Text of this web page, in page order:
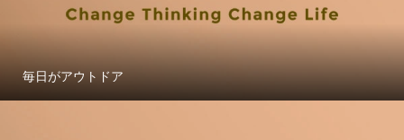
毎日がアウトドア